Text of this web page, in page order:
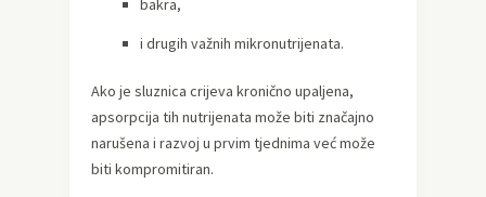
bakra,
i drugih važnih mikronutrijenata.
Ako je sluznica crijeva kronično upaljena,
apsorpcija tih nutrijenata može biti značajno
narušena i razvoj u prvim tjednima već može
biti kompromitiran.